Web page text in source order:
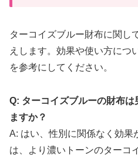
ターコイズブルー財布に関し
えします。効果や使い方につ
を参考にしてください。
Q: ターコイズブルーの財布は
ますか？
A: はい、性別に関係なく効果
は、より濃いトーンのターコ